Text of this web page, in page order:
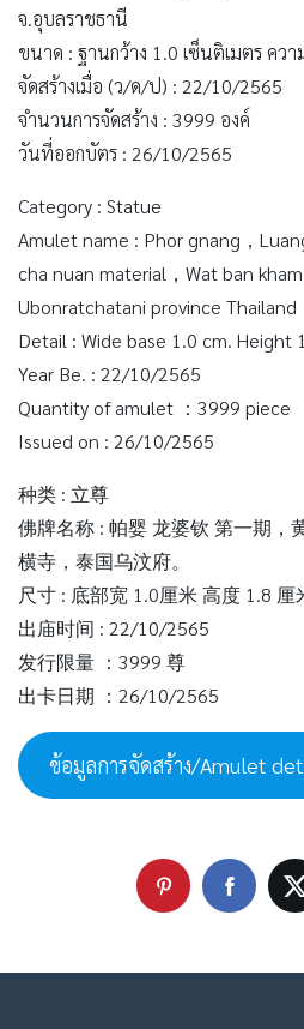
จ.อุบลราชธานี
ขนาด : ฐานกว้าง 1.0 เซ็นติเมตร คว
จัดสร้างเมื่อ (ว/ด/ป) : 22/10/2565
จำนวนการจัดสร้าง : 3999 องค์
วันที่ออกบัตร : 26/10/2565
Category : Statue
Amulet name : Phor gnang，
cha nuan material，Wat ban
Ubonratchatani province Thailand
Detail : Wide base 1.0 cm. Height
Year Be. : 22/10/2565
Quantity of amulet ：3999 piece
Issued on : 26/10/2565
种类 : 立尊
佛牌名称 : 帕婴 龙婆钦 第一期，
横寺，泰国乌汶府。
尺寸 : 底部宽 1.0厘米 高度 1.8 厘
出庙时间 : 22/10/2565
发行限量 ：3999 尊
出卡日期 ：26/10/2565
ข้อมูลการจัดสร้าง/Amulet